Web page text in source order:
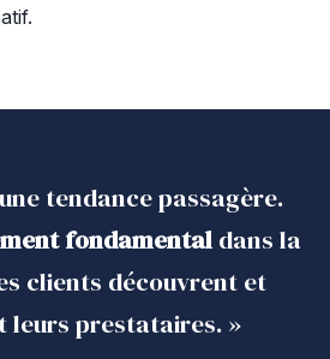
tendance passagère.
fondamentaldans la
clients découvrent et
leurs prestataires. »